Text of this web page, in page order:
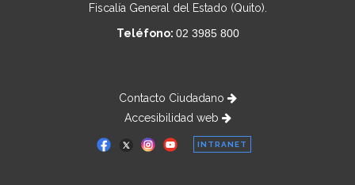
Fiscalía General del Estado (Quito).
Teléfono: 02 3985 800
Contacto Ciudadano
Accesibilidad web
INTRANET